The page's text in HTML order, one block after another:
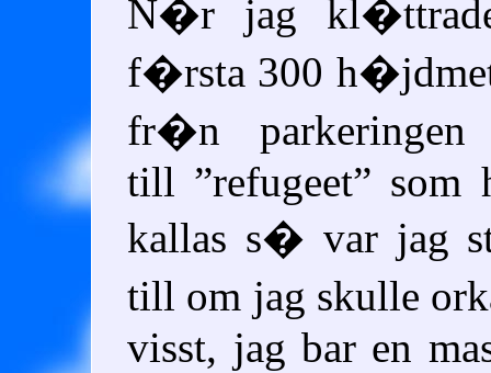
N�r jag
f�rsta 300
fr�n parkeringen
till
refugeet
som
kallas s� var jag
till om jag skulle
visst, jag bar en